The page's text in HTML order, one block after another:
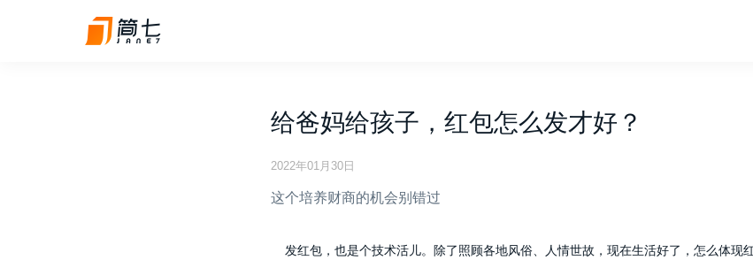
给爸妈给孩子，红包怎么发才好？
2022年01月30日
这个培养财商的机会别错过
发红包，也是个技术活儿。除了照顾各地风俗、人情世故，现在生活好了，怎么体现红